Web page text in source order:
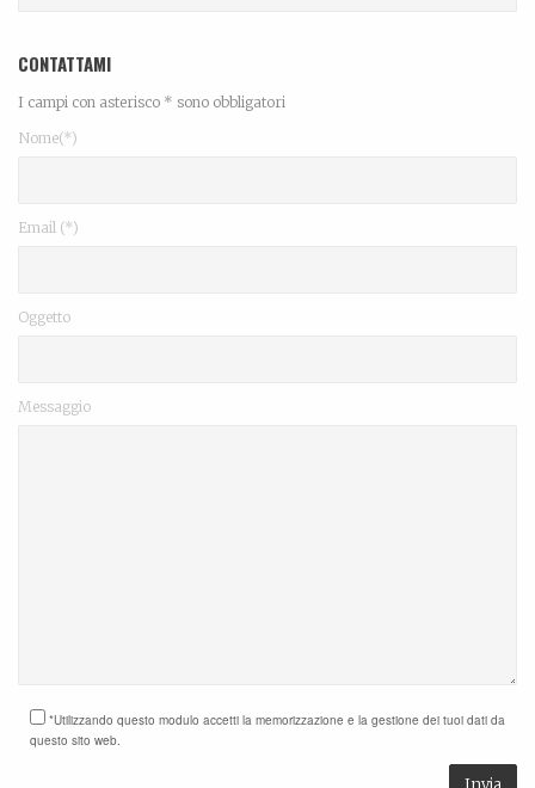
CONTATTAMI
I campi con asterisco * sono obbligatori
Nome(*)
Email (*)
Oggetto
Messaggio
*Utilizzando questo modulo accetti la memorizzazione e la gestione dei tuoi dati da
questo sito web.